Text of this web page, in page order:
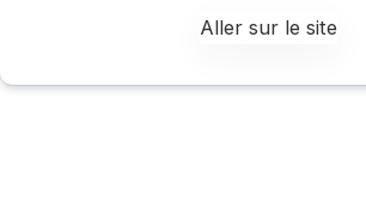
Aller sur le site